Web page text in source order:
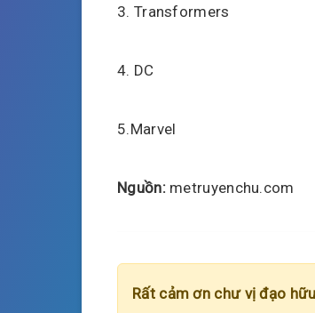
3. Transformers
4. DC
5.Marvel
Nguồn:metruyenchu.com
Rất cảm ơn chư vị đạo